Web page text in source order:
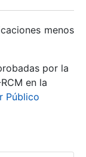
menos
por la
en la
Público